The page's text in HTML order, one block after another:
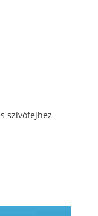
szívófejhez